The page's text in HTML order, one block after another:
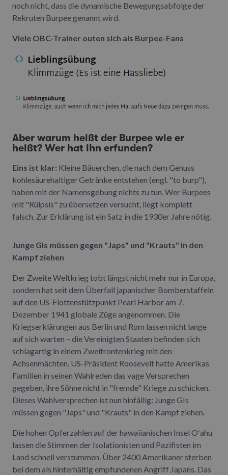
noch nicht, dass die dynamische Bewegungsabfolge der
Rekruten Burpee genannt wird.
Viele OBC-Trainer outen sich als Burpee-Fans
Aber warum heißt der Burpee wie er
heißt? Wer hat ihn erfunden?
Eins ist klar: Kleine Bäuerchen, die nach dem Genuss
kohlesäurehaltiger Getränke entstehen (engl. "to burp"),
haben mit der Namensgebung nichts zu tun. Wer Burpees
mit "Rülpsis" zu übersetzen versucht, liegt komplett
falsch. Zur Erklärung ist ein Satz in die 1930er Jahre nötig.
Junge GIs müssen gegen "Japs" und "Krauts" in den
Kampf ziehen
Der Zweite Weltkrieg tobt längst nicht mehr nur in Europa,
sondern hat seit dem Überfall japanischer Bomberstaffeln
auf den US-Flottenstützpunkt Pearl Harbor am 7.
Dezember 1941 globale Züge angenommen. Die
Kriegserklärungen aus Berlin und Rom lassen nicht lange
auf sich warten – die Vereinigten Staaten befinden sich
schlagartig in einem Zweifrontenkrieg mit den
Achsenmächten. US-Präsident Roosevelt hatte Amerikas
Familien in seinen Wahlreden das vage Versprechen
gegeben, ihre Söhne nicht in "fremde" Kriege zu schicken.
Dieses Wahlversprechen ist nun hinfällig: Junge GIs
müssen gegen "Japs" und "Krauts" in den Kampf ziehen.
Die hohen Opferzahlen auf der hawaiianischen Insel Oʻahu
lassen die Stimmen der Isolationisten und Pazifisten im
Land schnell verstummen. Über 2400 Amerikaner sterben
bei dem als hinterhältig empfundenen Angriff Japans. Das